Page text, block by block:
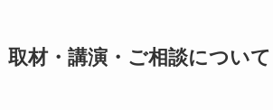
取材・講演・ご相談について